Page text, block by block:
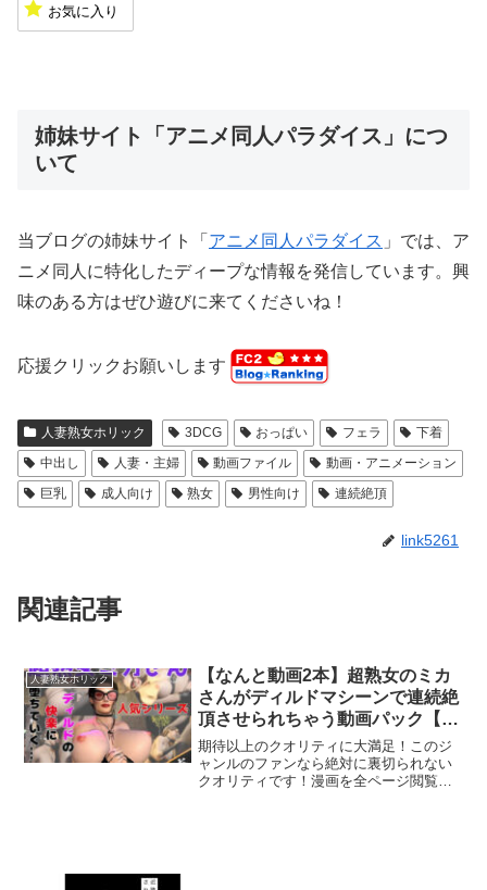
お気に入り
姉妹サイト「アニメ同人パラダイス」につ
いて
当ブログの姉妹サイト「 アニメ同人パラダイス 」では、ア
ニメ同人に特化したディープな情報を発信しています。興
味のある方はぜひ遊びに来てくださいね！
応援クリックお願いします
人妻熟女ホリック 3DCG おっぱい フェラ
下着
中出し
人妻・主婦 動画ファイル
動画・アニメーション
巨乳
成人向け 熟女 男性向け 連続絶頂
link5261
関連記事
人妻熟女ホリック
⁠【なんと動画2本】超熟女のミカ
さんがディルドマシーンで連続絶
頂させられちゃう動画パック【ミ
カさん10】
【商品番号：d_742950】
期待以上のクオリティに大満足！このジ
ャンルのファンなら絶対に裏切られない
クオリティです！漫画を全ページ閲覧す